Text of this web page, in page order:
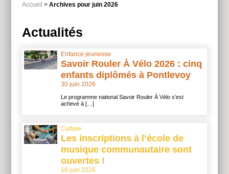
Accueil > Archives pour juin 2026
Actualités
Enfance jeunesse
Savoir Rouler À Vélo 2026 : cinq
enfants diplômés à Pontlevoy
30 juin 2026
Le programme national Savoir Rouler À Vélo s’est
achevé à […]
Culture
Les inscriptions à l’école de
musique communautaire sont
ouvertes !
18 juin 2026